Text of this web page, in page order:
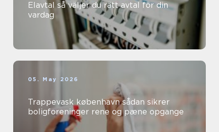
Elavtal så väljer du rätt avtal för din
vardag
05. May 2026
Trappevask københavn sådan sikrer
boligforeninger rene og pæne opgange